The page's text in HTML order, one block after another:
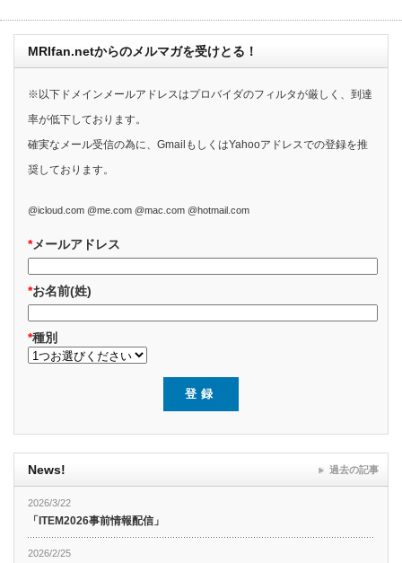
MRIfan.netからのメルマガを受けとる！
※以下ドメインメールアドレスはプロバイダのフィルタが厳しく、到達
率が低下しております。
確実なメール受信の為に、GmailもしくはYahooアドレスでの登録を推
奨しております。
@icloud.com @me.com @mac.com @hotmail.com
*メールアドレス
*お名前(姓)
*種別
News!
2026/3/22
「ITEM2026事前情報配信」
2026/2/25
過去の記事